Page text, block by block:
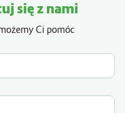
się z nami
Ci pomóc